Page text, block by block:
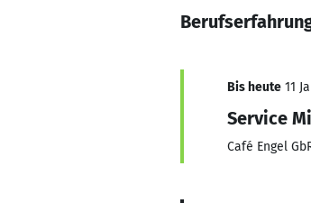
Bis heute 11
Service
Café Engel